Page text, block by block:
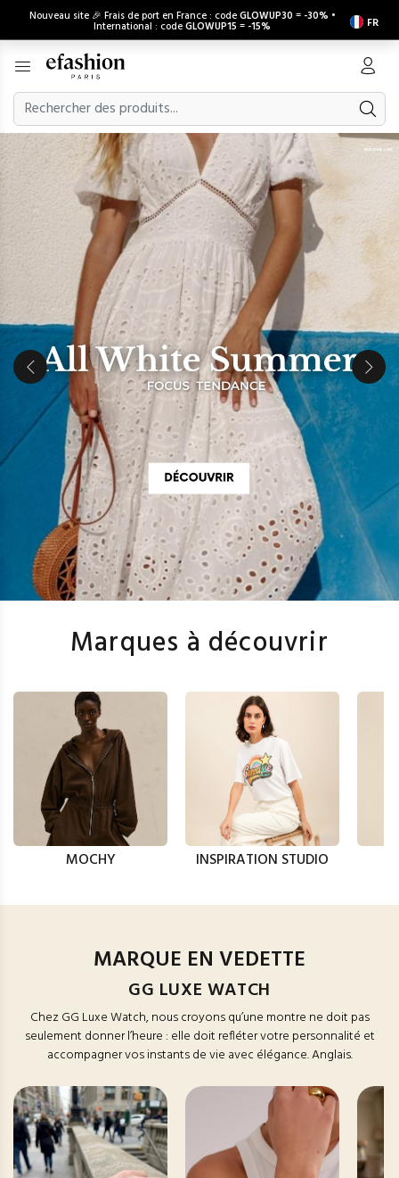
Nouveau site 🎉 Frais de port en France : codeGLOWUP30 = -30% •
International : codeGLOWUP15 = -15% FR
Marques à découvrir
MOCHY INSPIRATION STUDIO
MARQUE EN VEDETTE
GG LUXE WATCH
Chez GG Luxe Watch, nous croyons qu’une montre ne doit pas
seulement donner l’heure : elle doit refléter votre personnalité et
accompagner vos instants de vie avec élégance. Anglais.